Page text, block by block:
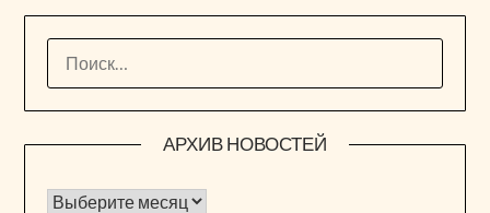
АРХИВ НОВОСТЕЙ
Архив новостей